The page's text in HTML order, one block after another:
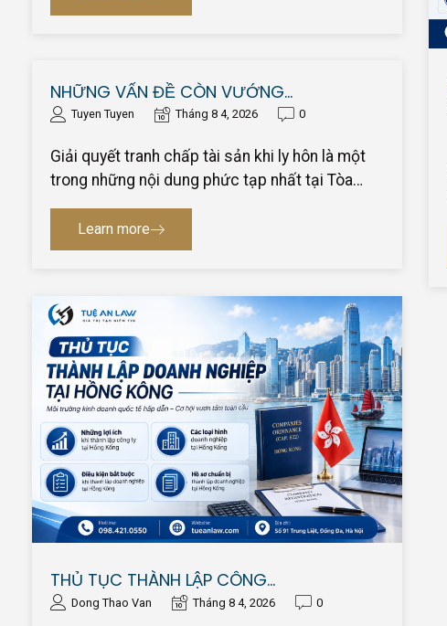
NHỮNG VẤN ĐỀ CÒN VƯỚNG…
Tuyen Tuyen Tháng 8 4, 2026 0
Giải quyết tranh chấp tài sản khi ly hôn là một
trong những nội dung phức tạp nhất tại Tòa…
Learn more
THỦ TỤC THÀNH LẬP CÔNG…
Dong Thao Van Tháng 8 4, 2026 0